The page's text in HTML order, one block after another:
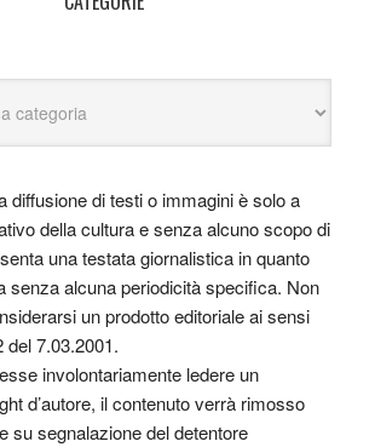
diffusione di testi o immagini è solo a
della cultura e senza alcuno scopo di
una testata giornalistica in quanto
senza alcuna periodicità specifica. Non
un prodotto editoriale ai sensi
del 7.03.2001.
involontariamente ledere un
d’autore, il contenuto verrà rimosso
su segnalazione del detentore